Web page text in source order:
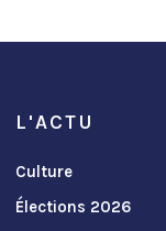
L'ACTU
Culture
Élections 2026